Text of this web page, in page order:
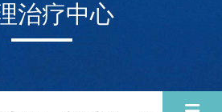
治疗中心